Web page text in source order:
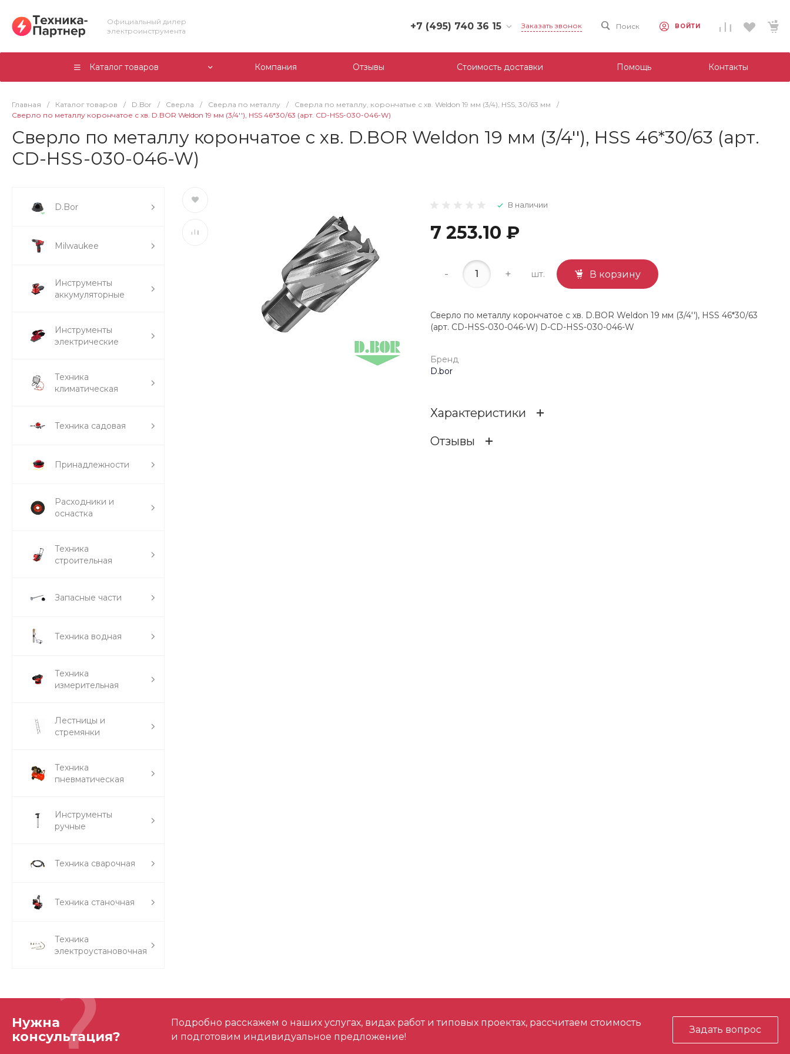
Официальный дилер
электроинструмента
+7 (495) 740 36 15
+7 (495) 740 36 15
г. Москва, Филевский
Заказать звонок Поиск ВОЙТИ
Каталог товаров Компания Отзывы Стоимость доставки Помощь Контакты
Главная / Каталог товаров / D.Bor / Сверла / Сверла по металлу / Сверла по металлу, корончатые с хв. Weldon 19 мм (3/4), HSS, 30/63 мм
/
Сверло по металлу корончатое с хв. D.BOR Weldon 19 мм (3/4''), HSS 46*30/63 (арт. CD-HSS-030-046-W)
Сверло по металлу корончатое с хв. D.BOR Weldon 19 мм (3/4''), HSS 46*30/63 (арт.
CD-HSS-030-046-W)
D.Bor
Milwaukee
Инструменты
аккумуляторные
Инструменты
электрические
Техника
климатическая
Техника садовая
Принадлежности
Расходники и
оснастка
Техника
строительная
Запасные части
Техника водная
Техника
измерительная
Лестницы и
стремянки
Техника
пневматическая
Инструменты
ручные
Техника сварочная
Техника станочная
Техника
электроустановочная
В наличии
7 253.10 ₽
- + шт. В корзину
Сверло по металлу корончатое с хв. D.BOR Weldon 19 мм (3/4''), HSS 46*30/63
(арт. CD-HSS-030-046-W) D-CD-HSS-030-046-W
Бренд
D.bor
Характеристики
Отзывы
Нужна
консультация?
Подробно расскажем о наших услугах, видах работ и типовых проектах, рассчитаем стоимость
и подготовим индивидуальное предложение!
Задать вопрос